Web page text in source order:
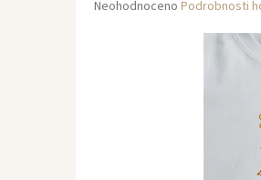
Průměrné
Neohodnoceno Podrobnosti